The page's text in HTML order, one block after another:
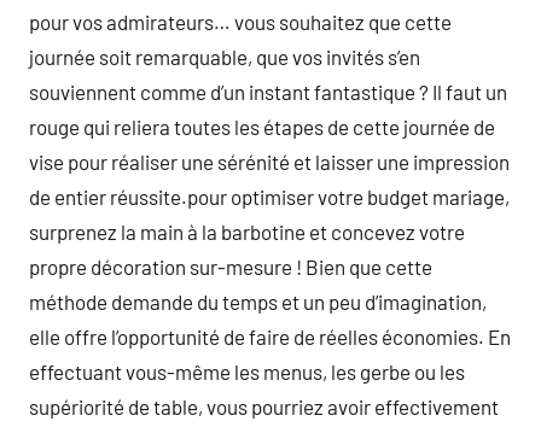
pour vos admirateurs… vous souhaitez que cette
journée soit remarquable, que vos invités s’en
souviennent comme d’un instant fantastique ? Il faut un
rouge qui reliera toutes les étapes de cette journée de
vise pour réaliser une sérénité et laisser une impression
de entier réussite.pour optimiser votre budget mariage,
surprenez la main à la barbotine et concevez votre
propre décoration sur-mesure ! Bien que cette
méthode demande du temps et un peu d’imagination,
elle offre l’opportunité de faire de réelles économies. En
effectuant vous-même les menus, les gerbe ou les
supériorité de table, vous pourriez avoir effectivement